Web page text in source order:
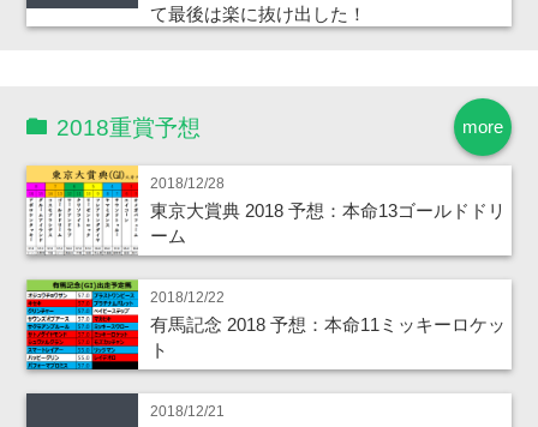
て最後は楽に抜け出した！
more
2018重賞予想
2018/12/28
東京大賞典 2018 予想：本命13ゴールドドリ
ーム
2018/12/22
有馬記念 2018 予想：本命11ミッキーロケッ
ト
2018/12/21